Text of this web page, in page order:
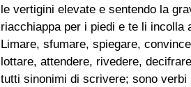
le vertigini elevate e sentendo la
riacchiappa per i piedi e te li incolla
Limare, sfumare, spiegare,
lottare, attendere, rivedere,
tutti sinonimi di scrivere; sono verbi